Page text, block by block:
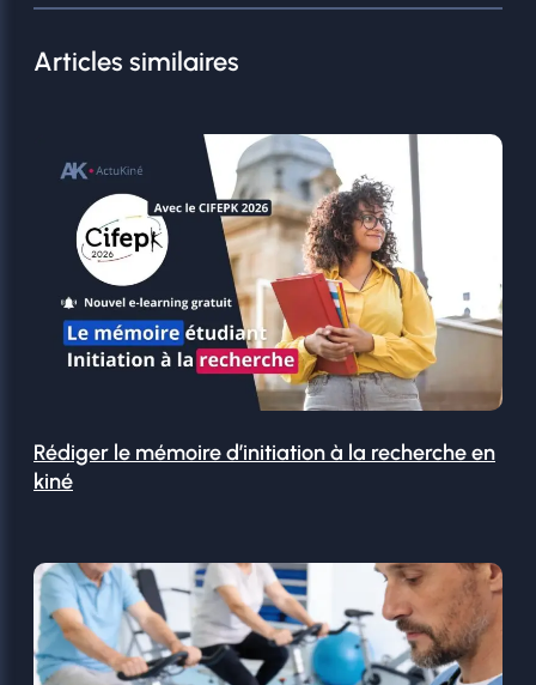
Articles similaires
Rédiger le mémoire d’initiation à la recherche en
kiné